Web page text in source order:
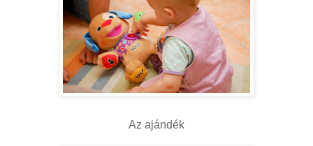
Az ajándék